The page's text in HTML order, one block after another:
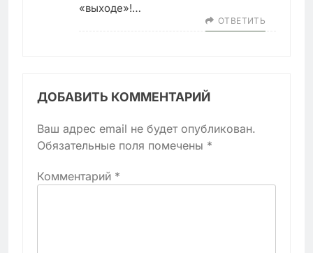
«выходе»!…
ОТВЕТИТЬ
ДОБАВИТЬ КОММЕНТАРИЙ
Ваш адрес email не будет опубликован.
Обязательные поля помечены *
Комментарий *